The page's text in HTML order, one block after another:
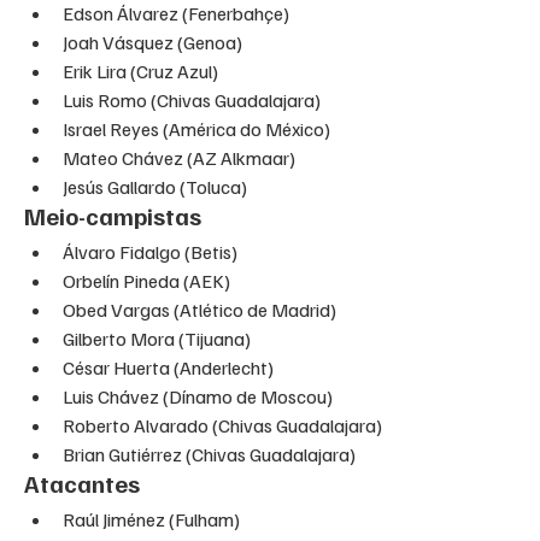
Edson Álvarez (Fenerbahçe)
Joah Vásquez (Genoa)
Erik Lira (Cruz Azul)
Luis Romo (Chivas Guadalajara)
Israel Reyes (América do México)
Mateo Chávez (AZ Alkmaar)
Jesús Gallardo (Toluca)
Meio-campistas
Álvaro Fidalgo (Betis)
Orbelín Pineda (AEK)
Obed Vargas (Atlético de Madrid)
Gilberto Mora (Tijuana)
César Huerta (Anderlecht)
Luis Chávez (Dínamo de Moscou)
Roberto Alvarado (Chivas Guadalajara)
Brian Gutiérrez (Chivas Guadalajara)
Atacantes
Raúl Jiménez (Fulham)